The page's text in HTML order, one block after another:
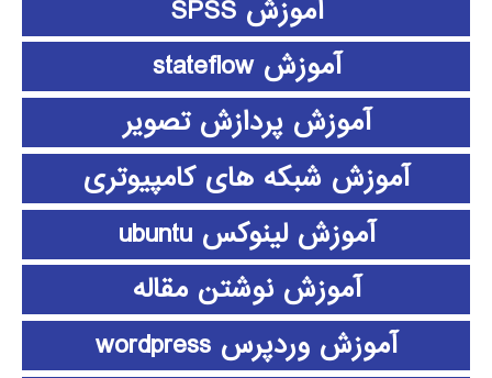
آموزش SPSS
آموزش stateflow
آموزش پردازش تصویر
آموزش شبکه های کامپیوتری
آموزش لینوکس ubuntu
آموزش نوشتن مقاله
آموزش وردپرس wordpress